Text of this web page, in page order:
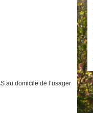
au domicile de l’usager